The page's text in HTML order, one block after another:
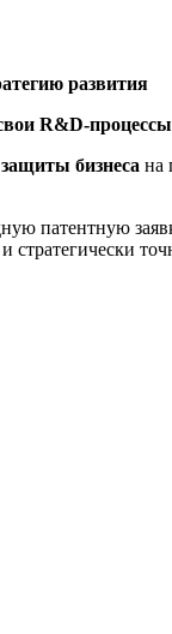
развития
R&D-процессы
бизнеса на
патентную
стратегически